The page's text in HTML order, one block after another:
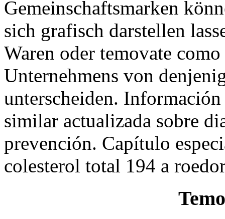
Gemeinschaftsmarken
sich grafisch darstellen
Waren oder temovate
Unternehmens von
unterscheiden.
similar actualizada sobre
prevención. Capítulo
colesterol total 194 a